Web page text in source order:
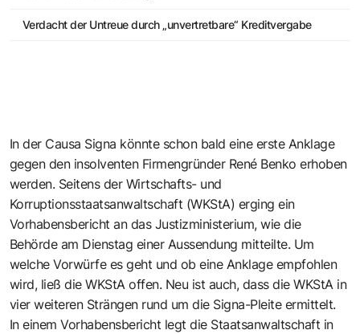
Verdacht der Untreue durch „unvertretbare“ Kreditvergabe
In der Causa Signa könnte schon bald eine erste Anklage
gegen den insolventen Firmengründer René Benko erhoben
werden. Seitens der Wirtschafts- und
Korruptionsstaatsanwaltschaft (WKStA) erging ein
Vorhabensbericht an das Justizministerium, wie die
Behörde am Dienstag einer Aussendung mitteilte. Um
welche Vorwürfe es geht und ob eine Anklage empfohlen
wird, ließ die WKStA offen. Neu ist auch, dass die WKStA in
vier weiteren Strängen rund um die Signa-Pleite ermittelt.
In einem Vorhabensbericht legt die Staatsanwaltschaft in